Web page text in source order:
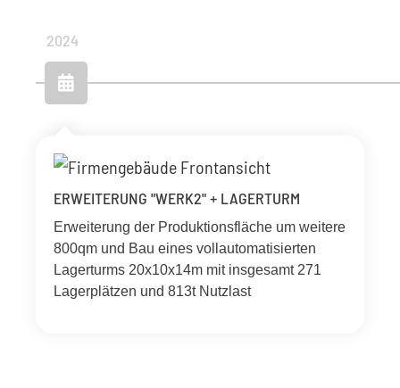
2024
ERWEITERUNG "WERK2" + LAGERTURM
Erweiterung der Produktionsfläche um weitere
800qm und Bau eines vollautomatisierten
Lagerturms 20x10x14m mit insgesamt 271
Lagerplätzen und 813t Nutzlast